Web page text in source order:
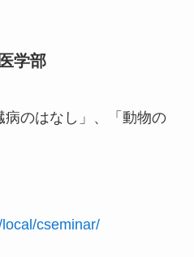
学部
のはなし」、「動物の
cseminar/